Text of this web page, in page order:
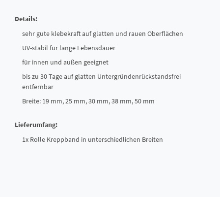
Details:
sehr gute klebekraft auf glatten und rauen Oberflächen
UV-stabil für lange Lebensdauer
für innen und außen geeignet
bis zu 30 Tage auf glatten Untergründenrückstandsfrei
entfernbar
Breite: 19 mm, 25 mm, 30 mm, 38 mm, 50 mm
Lieferumfang:
1x Rolle Kreppband in unterschiedlichen Breiten